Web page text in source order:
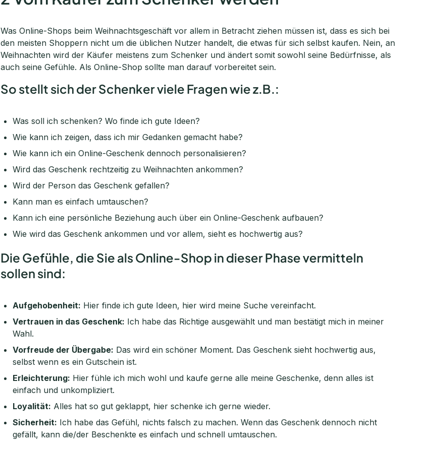
Was Online-Shops beim Weihnachtsgeschäft vor allem in Betracht ziehen müssen ist, dass es sich bei
den meisten Shoppern nicht um die üblichen Nutzer handelt, die etwas für sich selbst kaufen. Nein, an
Weihnachten wird der Käufer meistens zum Schenker und ändert somit sowohl seine Bedürfnisse, als
auch seine Gefühle. Als Online-Shop sollte man darauf vorbereitet sein.
So stellt sich der Schenker viele Fragen wie z.B.:
Was soll ich schenken? Wo finde ich gute Ideen?
Wie kann ich zeigen, dass ich mir Gedanken gemacht habe?
Wie kann ich ein Online-Geschenk dennoch personalisieren?
Wird das Geschenk rechtzeitig zu Weihnachten ankommen?
Wird der Person das Geschenk gefallen?
Kann man es einfach umtauschen?
Kann ich eine persönliche Beziehung auch über ein Online-Geschenk aufbauen?
Wie wird das Geschenk ankommen und vor allem, sieht es hochwertig aus?
Die Gefühle, die Sie als Online-Shop in dieser Phase vermitteln
sollen sind:
Aufgehobenheit: Hier finde ich gute Ideen, hier wird meine Suche vereinfacht.
Vertrauen in das Geschenk: Ich habe das Richtige ausgewählt und man bestätigt mich in meiner
Wahl.
Vorfreude der Übergabe: Das wird ein schöner Moment. Das Geschenk sieht hochwertig aus,
selbst wenn es ein Gutschein ist.
Erleichterung: Hier fühle ich mich wohl und kaufe gerne alle meine Geschenke, denn alles ist
einfach und unkompliziert.
Loyalität: Alles hat so gut geklappt, hier schenke ich gerne wieder.
Sicherheit: Ich habe das Gefühl, nichts falsch zu machen. Wenn das Geschenk dennoch nicht
gefällt, kann die/der Beschenkte es einfach und schnell umtauschen.